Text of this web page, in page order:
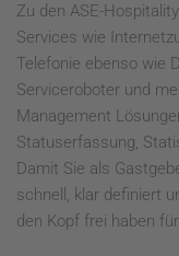
Zu den ASE-
Services wie
Telefonie ebenso wie
Serviceroboter und
Management
Statuserfassung,
Damit Sie als
schnell, klar definiert
den Kopf frei haben